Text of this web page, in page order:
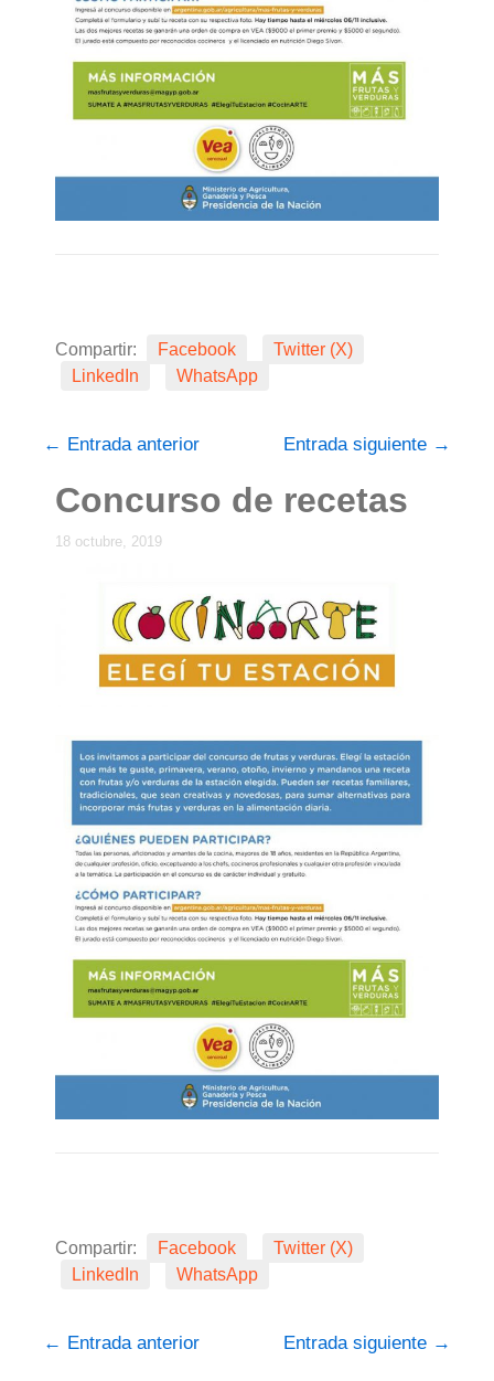
Compartir: Facebook
Twitter (X)
LinkedIn
WhatsApp
← Entrada anterior Entrada siguiente →
Concurso de recetas
18 octubre, 2019
Compartir: Facebook
Twitter (X)
LinkedIn
WhatsApp
← Entrada anterior Entrada siguiente →